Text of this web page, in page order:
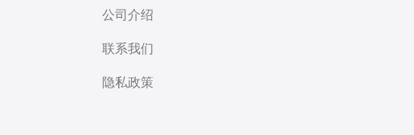
公司介绍
联系我们
隐私政策